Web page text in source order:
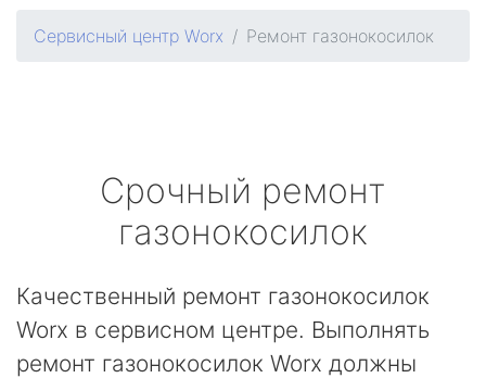
Сервисный центр Worx Ремонт газонокосилок
Срочный ремонт
газонокосилок
Качественный ремонт газонокосилок
Worx в сервисном центре. Выполнять
ремонт газонокосилок Worx должны